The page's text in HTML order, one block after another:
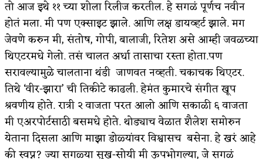
तो आज इथे ११ च्या शोला रिलीज करतील. हे सगळं पूर्णच नवीन
होतं मला. मी पण एक्साइट झाले. आणि लक्ष डायव्हर्ट झाले. मग
जेवणे करुन मी, संतोष, गोपी, बालाजी, रितेश असे आम्ही जवळच्या
थिएटरमधे गेलो. तसं चालत अर्धा तासाचा रस्ता होता.पण
सरावल्यामुळे चालताना थंडी जाणवत नव्हती. चकाचक थिएटर.
तिथे ‘वीर-झारा’ ची तिकीटे काढली. हेमंत कुमारचे संगीत खूप
श्रवणीय होते. रात्री २ वाजता परत आलो आणि सकाळी ६ वाजता
मी एअरपोर्टसाठी बसमधे होते. थोड्याच वेळात शैलेश समोरुन
येताना दिसला आणि माझा डोळ्यांवर विश्वासच बसेना. हे खरं आहे
की स्वप्न? ज्या सगळ्या सुख-सोयी मी ऊपभोगल्या, जे सगळं